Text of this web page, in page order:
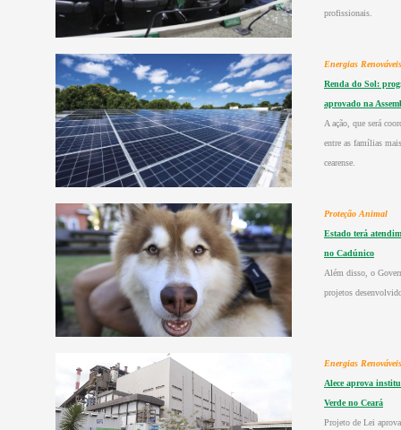
profissionais.
Energias Renováveis
Renda do Sol:
aprovado na
A ação, que será
entre as famílias
cearense.
Proteção Animal
Estado terá
no Cadúnico
Além disso, o
projetos
Energias Renováveis
Alece aprova
Verde no Ceará
Projeto de Lei